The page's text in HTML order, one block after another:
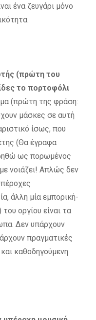
ένα ζευγάρι μόνο
(πρώτη του
το πορτοφόλι
(πρώτη της φράση:
μάσκες σε αυτή
ίσως, που
(Θα έγραφα
ως πορωμένος
νοιάζει! Απλώς δεν
άλλη μία εμπορική-
οργίου είναι τα
Δεν υπάρχουν
πραγματικές
καθοδηγούμενη